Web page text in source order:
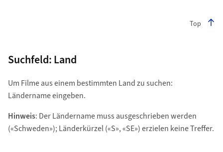
Top
Suchfeld: Land
Um Filme aus einem bestimmten Land zu suchen:
Ländername eingeben.
Hinweis: Der Ländername muss ausgeschrieben werden
(«Schweden»); Länderkürzel («S», «SE») erzielen keine Treffer.